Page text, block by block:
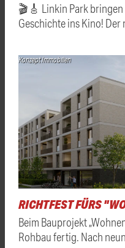
🎬🎸 Linkin Park
Geschichte ins Kino!
Konzept Immobilien
RICHTFEST FÜRS
Beim Bauprojekt
Rohbau fertig. Nach